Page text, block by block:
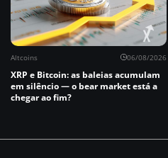
Altcoins 06/08/2026
XRP e Bitcoin: as baleias acumulam
em silêncio — o bear market está a
chegar ao fim?